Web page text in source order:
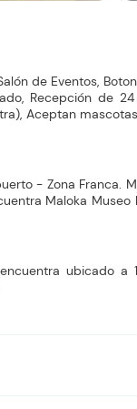
de Eventos,
Recepción de
Aceptan
- Zona Franca.
Maloka Museo
ubicado a